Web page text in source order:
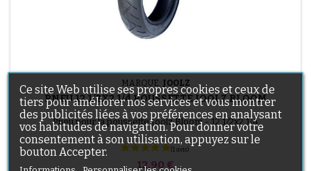
MARQUE: JOOLZ
PNEU 12 1/2X2 1/4 POUSSETTE JOOLZ BLOOM
Pneu pour la poussette Joolz Bloom - 12 1/2x2 1/4
Prix
12,90 €
Ce site Web utilise ses propres cookies et ceux de
tiers pour améliorer nos services et vous montrer
des publicités liées à vos préférences en analysant
vos habitudes de navigation. Pour donner votre
consentement à son utilisation, appuyez sur le
bouton Accepter.